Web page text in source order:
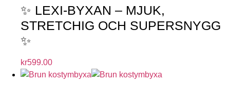
✨ LEXI-BYXAN – MJUK,
STRETCHIG OCH SUPERSNYGG
✨
kr599.00